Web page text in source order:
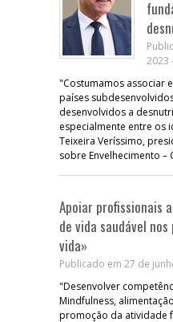
2023
"Costumamos associar
países
desenvolvidos a
especialmente entre os
Teixeira Veríssimo,
sobre Envelhecimento –
Apoiar profissionais
de vida saudável
vida»
Publicado em 27 de
"Desenvolver
Mindfulness,
promoção da atividade